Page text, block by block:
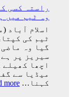
راستہ کسی
وہ ٹیم میں
اسلام آباد
ٹیم کی
گیا وہ
سیریز پر
اچھا کھیلے
میڈیا سے
کہنا… more